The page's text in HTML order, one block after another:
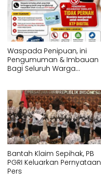
Waspada Penipuan, ini
Pengumuman & Imbauan
Bagi Seluruh Warga
Bantah Klaim Sepihak, PB
PGRI Keluarkan Pernyataan
Pers